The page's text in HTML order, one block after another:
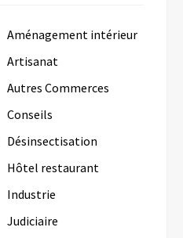
Aménagement intérieur
Artisanat
Autres Commerces
Conseils
Désinsectisation
Hôtel restaurant
Industrie
Judiciaire